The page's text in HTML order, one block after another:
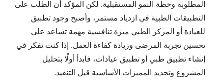
المطلوبة وخطة النمو المستقبلية. لكن المؤكد أن الطلب على
التطبيقات الطبية في ازدياد مستمر، وأصبح وجود تطبيق
للعيادة أو المركز الطبي ميزة تنافسية مهمة تساعد على
تحسين تجربة المرضى وزيادة كفاءة العمل. إذا كنت تفكر في
إنشاء تطبيق طبي أو تطبيق عيادات، فابدأ أولًا بتحليل
المشروع وتحديد المميزات الأساسية قبل التنفيذ.